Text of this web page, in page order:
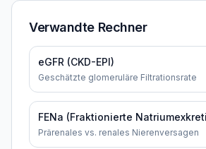
Verwandte Rechner
eGFR (CKD-EPI)
Geschätzte glomeruläre Filtrationsrate
FENa (Fraktionierte
Prärenales vs. renales Nierenversagen